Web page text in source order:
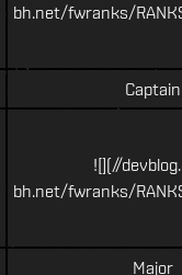
bh.net/fwranks/
Captain
![](//
bh.net/fwranks/
Major